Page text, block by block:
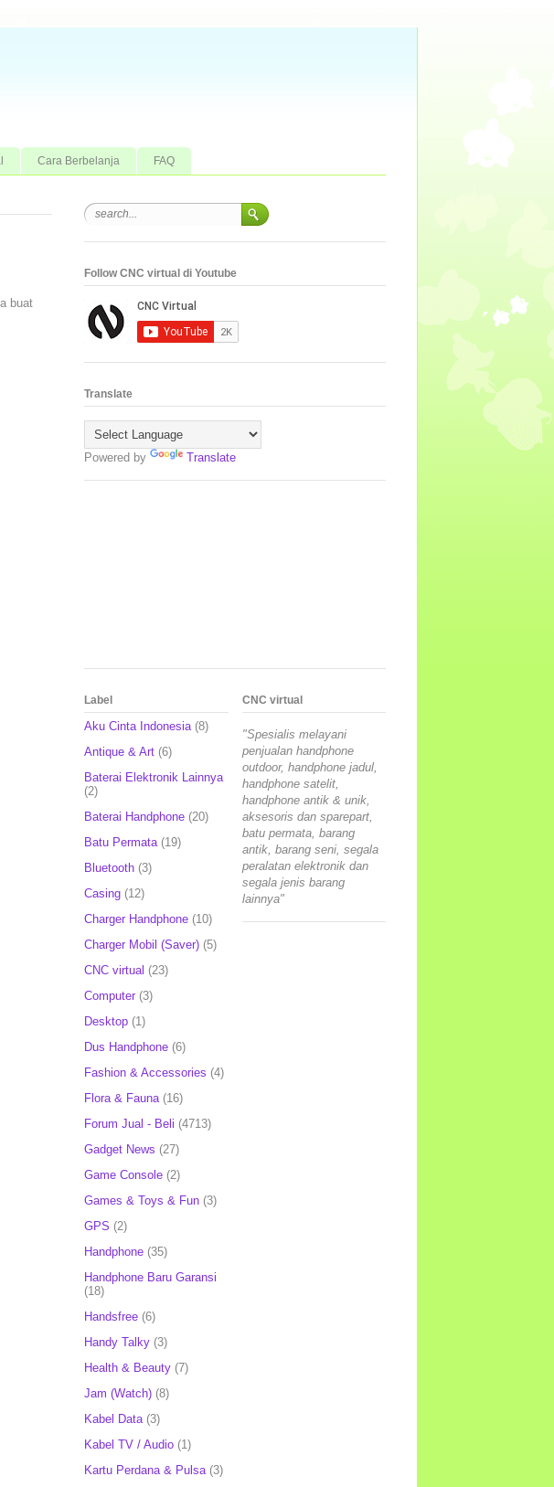
Cara Berbelanja FAQ
buat
Follow CNC virtual di Youtube
Translate
Powered by Translate
Label
Aku Cinta Indonesia (8)
Antique & Art (6)
Baterai Elektronik Lainnya
(2)
Baterai Handphone (20)
Batu Permata (19)
Bluetooth (3)
Casing (12)
Charger Handphone (10)
Charger Mobil (Saver) (5)
CNC virtual (23)
Computer (3)
Desktop (1)
Dus Handphone (6)
Fashion & Accessories (4)
Flora & Fauna (16)
Forum Jual - Beli (4713)
Gadget News (27)
Game Console (2)
Games & Toys & Fun (3)
GPS (2)
Handphone (35)
Handphone Baru Garansi
(18)
Handsfree (6)
Handy Talky (3)
Health & Beauty (7)
Jam (Watch) (8)
Kabel Data (3)
Kabel TV / Audio (1)
Kartu Perdana & Pulsa (3)
CNC virtual
"Spesialis melayani
penjualan handphone
outdoor, handphone jadul,
handphone satelit,
handphone antik & unik,
aksesoris dan sparepart,
batu permata, barang
antik, barang seni, segala
peralatan elektronik dan
segala jenis barang
lainnya"